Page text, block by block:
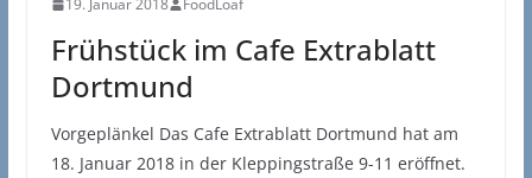
19. Januar 2018 FoodLoaf
Frühstück im Cafe Extrablatt
Dortmund
Vorgeplänkel Das Cafe Extrablatt Dortmund hat am
18. Januar 2018 in der Kleppingstraße 9-11 eröffnet.